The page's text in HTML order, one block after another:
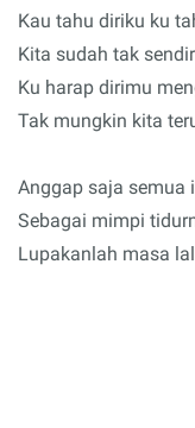
Kau tahu diriku ku
Kita sudah tak
Ku harap dirimu
Tak mungkin kita
Anggap saja semua
Sebagai mimpi
Lupakanlah masa